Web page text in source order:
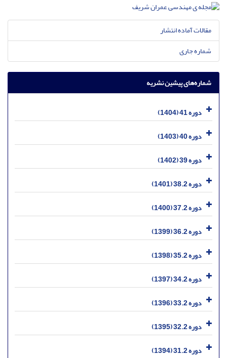
مقالات آماده انتشار
شماره جاری
شماره‌های پیشین نشریه
دوره 41 (1404)
دوره 40 (1403)
دوره 39 (1402)
دوره 38.2 (1401)
دوره 37.2 (1400)
دوره 36.2 (1399)
دوره 35.2 (1398)
دوره 34.2 (1397)
دوره 33.2 (1396)
دوره 32.2 (1395)
دوره 31.2 (1394)